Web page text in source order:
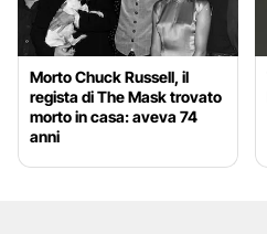
Morto Chuck Russell, il
regista di The Mask trovato
morto in casa: aveva 74
anni